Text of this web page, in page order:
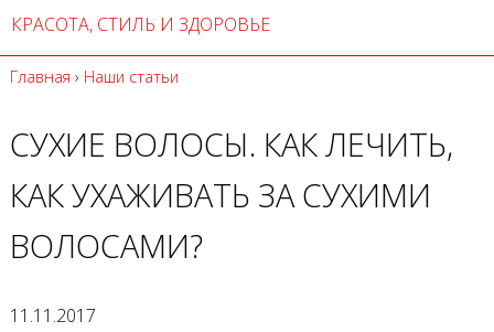
КРАСОТА, СТИЛЬ И ЗДОРОВЬЕ
Главная › Наши статьи
СУХИЕ ВОЛОСЫ. КАК ЛЕЧИТЬ,
КАК УХАЖИВАТЬ ЗА СУХИМИ
ВОЛОСАМИ?
11.11.2017